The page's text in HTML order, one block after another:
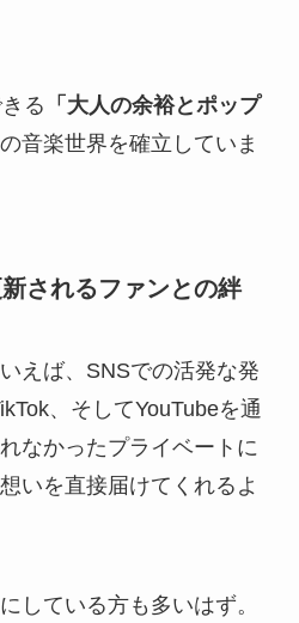
る 「大人の余裕とポップ
音楽世界を確立していま
されるファンとの絆
えば、SNSでの活発な発
、そしてYouTubeを通
なかったプライベートに
いを直接届けてくれるよ
している方も多いはず。